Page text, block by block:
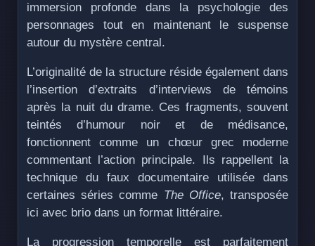
immersion profonde dans la psychologie des
personnages tout en maintenant le suspense
autour du mystère central.
L’originalité de la structure réside également dans
l’insertion d’extraits d’interviews de témoins
après la nuit du drame. Ces fragments, souvent
teintés d’humour noir et de médisance,
fonctionnent comme un chœur grec moderne
commentant l’action principale. Ils rappellent la
technique du faux documentaire utilisée dans
certaines séries comme The Office, transposée
ici avec brio dans un format littéraire.
La progression temporelle est parfaitement